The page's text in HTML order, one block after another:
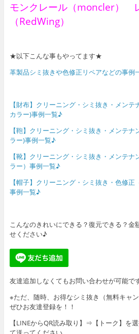
モンクレール（moncler）
（RedWing）
★以下こんな事もやってます★
革製品シミ抜きや色修正リペアなどの事例
【財布】クリーニング・シミ抜き・メンテ
カラー)事例一覧♪
【鞄】クリーニング・シミ抜き・メンテ
ラー)事例一覧♪
【靴】クリーニング・シミ抜き・メンテ
ラー）事例一覧♪
【帽子】クリーニング・シミ抜き・色修正
事例一覧♪
こんなのきれいにできる？復元できる？金
せください♪
友達追加しなくてもお問い合わせが可能で
※ただ、随時、お得なシミ抜き（無料キャ
ぜひお友達登録を！！
【LINEからQR読み取り】⇒【トーク】を